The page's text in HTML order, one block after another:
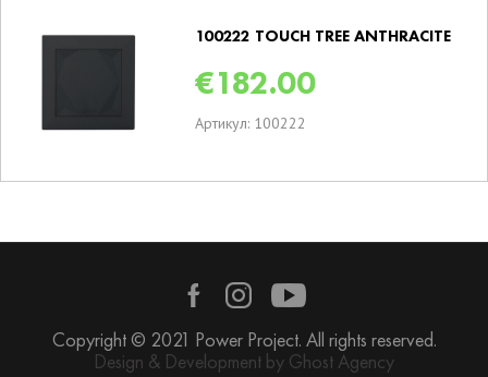
100222 TOUCH TREE ANTHRACITE
€182.00
Артикул: 100222
Copyright © 2021 Power Project. All rights reserved.
Design & Development by Ghost Agency